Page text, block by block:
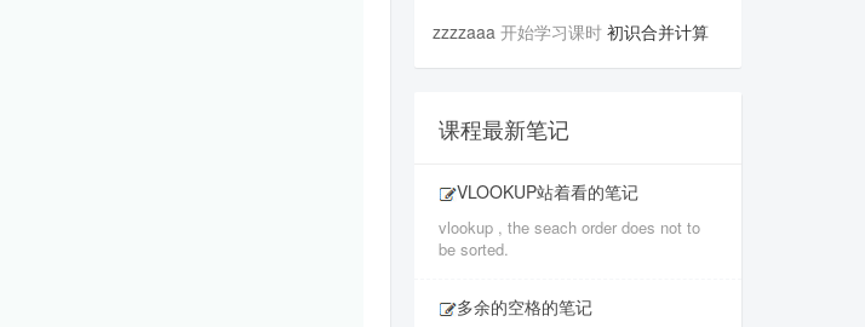
zzzzaaa 开始学习课时 初识合并计算
课程最新笔记
VLOOKUP站着看的笔记
vlookup , the seach order does not to
be sorted.
多余的空格的笔记